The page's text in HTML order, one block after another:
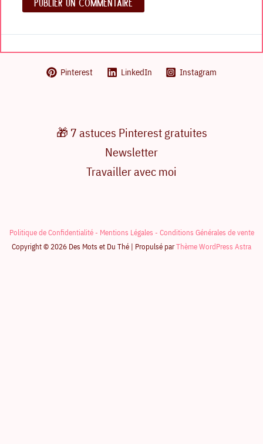
Pinterest LinkedIn Instagram
🎁 7 astuces Pinterest gratuites
Newsletter
Travailler avec moi
Politique de Confidentialité - Mentions Légales - Conditions Générales de vente
Copyright © 2026 Des Mots et Du Thé | Propulsé parThème WordPress Astra